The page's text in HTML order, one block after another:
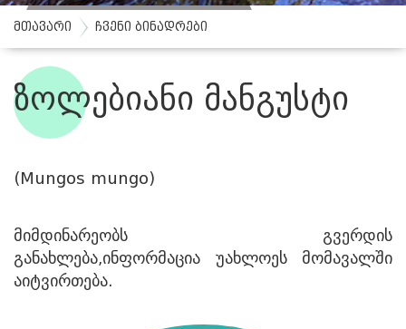
ჩვენი ბინადრები
მთავარი ჩვენი ბინადრები
ზოლებიანი მანგუსტი
(Mungos mungo)
მიმდინარეობს გვერდის
განახლება,ინფორმაცია უახლოეს მომავალში
აიტვირთება.